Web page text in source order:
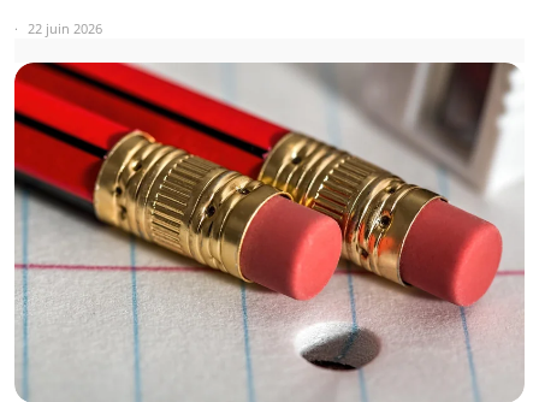
22 juin 2026